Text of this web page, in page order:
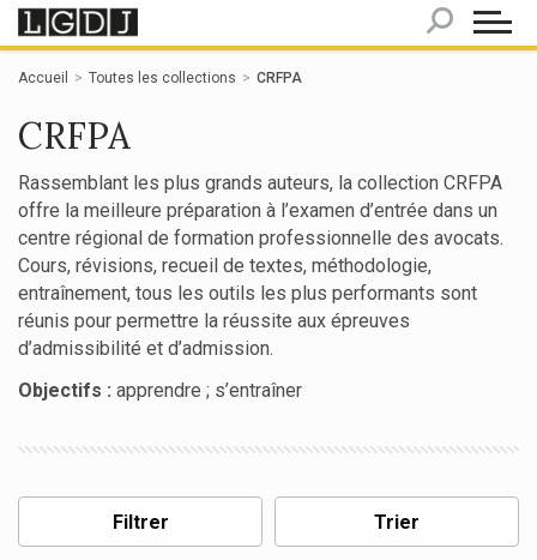
Accueil Toutes les collections CRFPA
CRFPA
Rassemblant les plus grands auteurs, la collection CRFPA
offre la meilleure préparation à l’examen d’entrée dans un
centre régional de formation professionnelle des avocats.
Cours, révisions, recueil de textes, méthodologie,
entraînement, tous les outils les plus performants sont
réunis pour permettre la réussite aux épreuves
d’admissibilité et d’admission.
Objectifs : apprendre ; s’entraîner
Filtrer Trier
Panneau de gestion des cookies